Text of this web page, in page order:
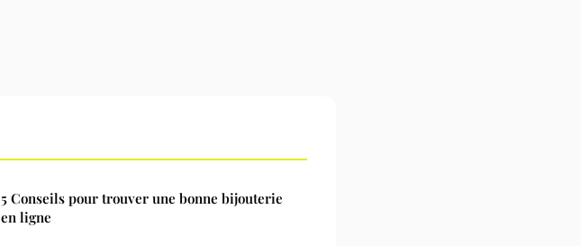
5 Conseils pour trouver une bonne bijouterie
en ligne